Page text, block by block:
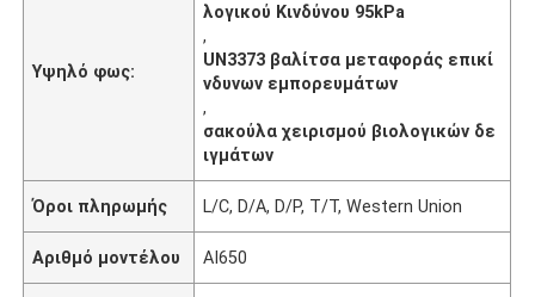
Υψηλό φως:
λογικού Κινδύνου 95kPa
,
UN3373 βαλίτσα μεταφοράς επικί
νδυνων εμπορευμάτων
,
σακούλα χειρισμού βιολογικών δε
ιγμάτων
Όροι πληρωμής L/C, D/A, D/P, T/T, Western Union
Αριθμό μοντέλου AI650